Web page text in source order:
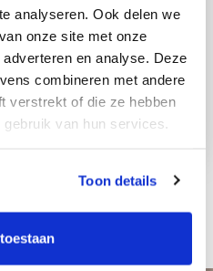
analyseren. Ook delen we
onze site met onze
en analyse. Deze
combineren met andere
verstrekt of die ze hebben
van hun services.
Toon details